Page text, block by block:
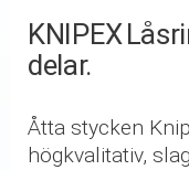
KNIPEX
delar.
Åtta stycken
högkvalitativ,